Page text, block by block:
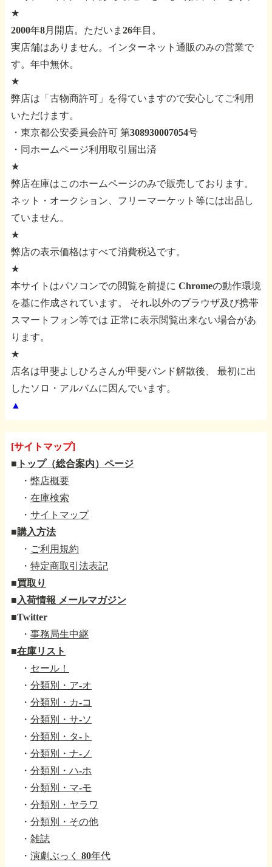
★
2000年8月開店。ただいま26年目。
実店舗はありません。インターネット通販のみの営業で
す。年中無休。
★
弊店は「古物商許可」を得ていますので安心してご利用
いただけます。
・東京都公安委員会許可 第308930007054号
・同ホームページ利用取引届出済
★
弊店在庫はこのホームページのみで販売しております。
ネット・オークション、フリーマーケット等には出品し
ていません。
★
弊店の表示価格はすべて消費税込です。
★
本サイトはパソコンでの閲覧を前提に Chromeの動作環境
を基に作成されています。
それ.以外のブラウザ及び携帯
スマートフォン等では 正常に表示閲覧出来ない場合があ
ります。
★
店名は甲斐よしひろさんが甲斐バンド解散後、
最初に出
したソロ・アルバムに因んでいます。
▲
[サイトマップ]
■ トップ（総合案内）ページ
・ 弊店概要
・ 在庫検索
・ サイトマップ
■購入方法
・ ご利用規約
・ 特定商取引法表記
■買取り
■ 入荷情報 メールマガジン
■Twitter
・ 事務局生中継
■在庫リスト
・ セール！
・ 分類別・ア-オ
・ 分類別・カ-コ
・ 分類別・サ-ソ
・ 分類別・タ-ト
・ 分類別・ナ-ノ
・ 分類別・ハ-ホ
・ 分類別・マ-モ
・ 分類別・ヤラワ
・ 分類別・その他
・ 雑誌
・ 演劇ぶっく 80年代